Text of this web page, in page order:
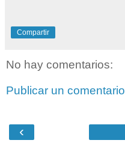
Compartir
No hay comentarios:
Publicar un comentario
‹